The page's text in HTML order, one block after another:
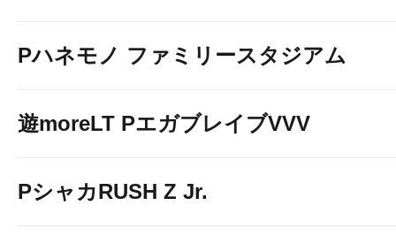
Pハネモノ ファミリースタジアム
遊moreLT PエガブレイブVVV
PシャカRUSH Z Jr.